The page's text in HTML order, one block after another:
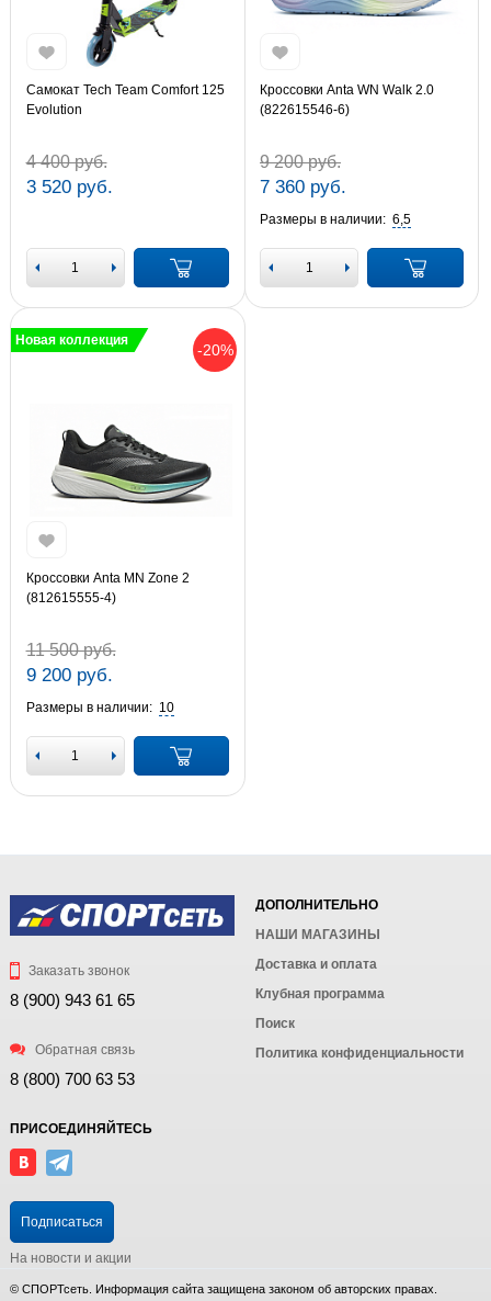
Самокат Tech Team Comfort 125
Evolution
4 400 руб.
3 520 руб.
Кроссовки Anta WN Walk 2.0
(822615546-6)
9 200 руб.
7 360 руб.
Размеры в наличии: 6,5
-20%
Новая коллекция
Кроссовки Anta MN Zone 2
(812615555-4)
11 500 руб.
9 200 руб.
Размеры в наличии: 10
Заказать звонок
8 (900) 943 61 65
Обратная связь
8 (800) 700 63 53
ДОПОЛНИТЕЛЬНО
НАШИ МАГАЗИНЫ
Доставка и оплата
Клубная программа
Поиск
Политика конфиденциальности
ПРИСОЕДИНЯЙТЕСЬ
Подписаться
На новости и акции
© СПОРТсеть. Информация сайта защищена законом об авторских правах.